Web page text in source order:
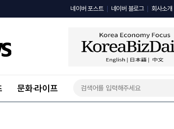
네이버 포스트 네이버 블로그 회사소개
문화·라이프